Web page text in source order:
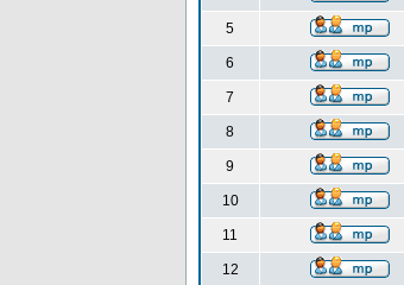
5
6
7
8
9
10
11
12